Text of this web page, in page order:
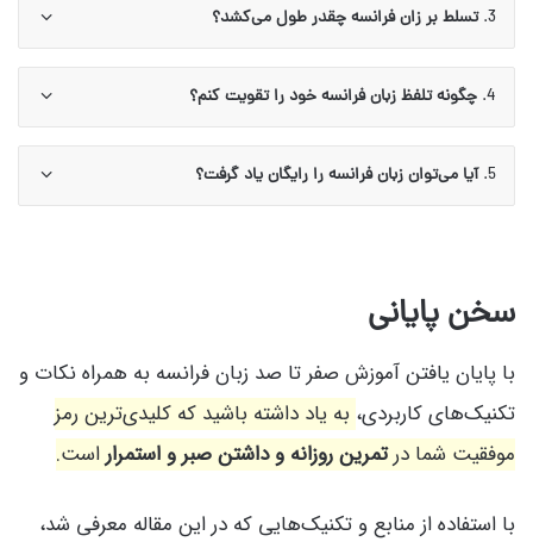
3. تسلط بر زان فرانسه چقدر طول می‌کشد؟
4. چگونه تلفظ زبان فرانسه خود را تقویت کنم؟
5. آیا می‌توان زبان فرانسه را رایگان یاد گرفت؟
سخن پایانی
با پایان یافتن آموزش صفر تا صد زبان فرانسه به همراه نکات و
تکنیک‌های کاربردی، به یاد داشته باشید که کلیدی‌ترین رمز
موفقیت شما درتمرین روزانه و داشتن صبر و استمراراست.
با استفاده از منابع و تکنیک‌هایی که در این مقاله معرفی شد،